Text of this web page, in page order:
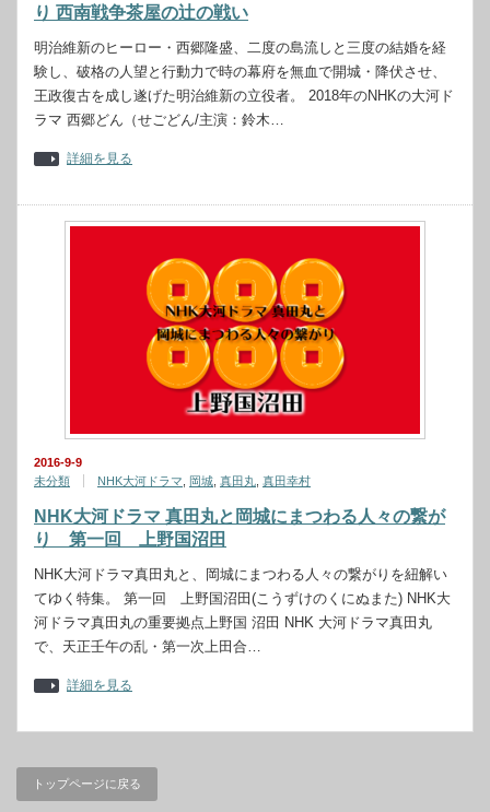
り 西南戦争茶屋の辻の戦い
明治維新のヒーロー・西郷隆盛、二度の島流しと三度の結婚を経
験し、破格の人望と行動力で時の幕府を無血で開城・降伏させ、
王政復古を成し遂げた明治維新の立役者。 2018年のNHKの大河ド
ラマ 西郷どん（せごどん/主演：鈴木…
詳細を見る
2016-9-9
未分類
NHK大河ドラマ 岡城 真田丸 真田幸村
NHK大河ドラマ 真田丸と岡城にまつわる人々の繋が
り 第一回 上野国沼田
NHK大河ドラマ真田丸と、岡城にまつわる人々の繋がりを紐解い
てゆく特集。 第一回 上野国沼田(こうずけのくにぬまた) NHK大
河ドラマ真田丸の重要拠点上野国 沼田 NHK 大河ドラマ真田丸
で、天正壬午の乱・第一次上田合…
詳細を見る
トップページに戻る